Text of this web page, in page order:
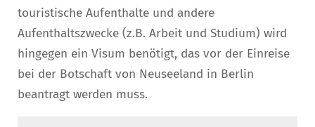
touristische Aufenthalte und andere
Aufenthaltszwecke (z.B. Arbeit und Studium) wird
hingegen ein Visum benötigt, das vor der Einreise
bei der Botschaft von Neuseeland in Berlin
beantragt werden muss.